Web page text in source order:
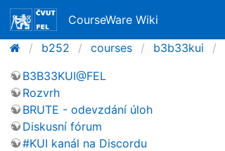
CourseWare Wiki
b252
courses b3b33kui
B3B33KUI@FEL
Rozvrh
BRUTE - odevzdání úloh
Diskusní fórum
#KUI kanál na Discordu